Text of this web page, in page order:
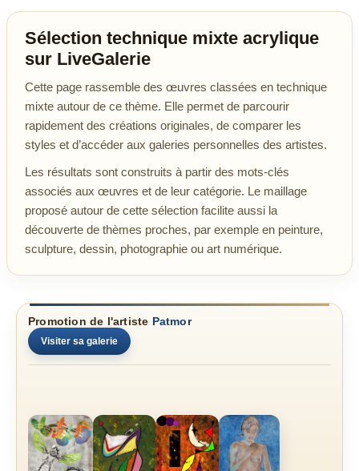
Sélection technique mixte acrylique
sur LiveGalerie
Cette page rassemble des œuvres classées en technique
mixte autour de ce thème. Elle permet de parcourir
rapidement des créations originales, de comparer les
styles et d’accéder aux galeries personnelles des artistes.
Les résultats sont construits à partir des mots-clés
associés aux œuvres et de leur catégorie. Le maillage
proposé autour de cette sélection facilite aussi la
découverte de thèmes proches, par exemple en peinture,
sculpture, dessin, photographie ou art numérique.
Promotion de l'artiste Patmor
Visiter sa galerie